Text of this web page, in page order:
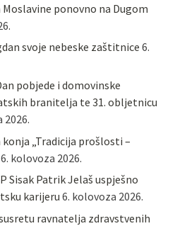
ponovno na Dugom
svoje nebeske zaštitnice 6.
pobjede i domovinske
branitelja te 31. obljetnicu
2026.
„Tradicija prošlosti –
6. kolovoza 2026.
Sisak Patrik Jelaš uspješno
karijeru 6. kolovoza 2026.
ravnatelja zdravstvenih